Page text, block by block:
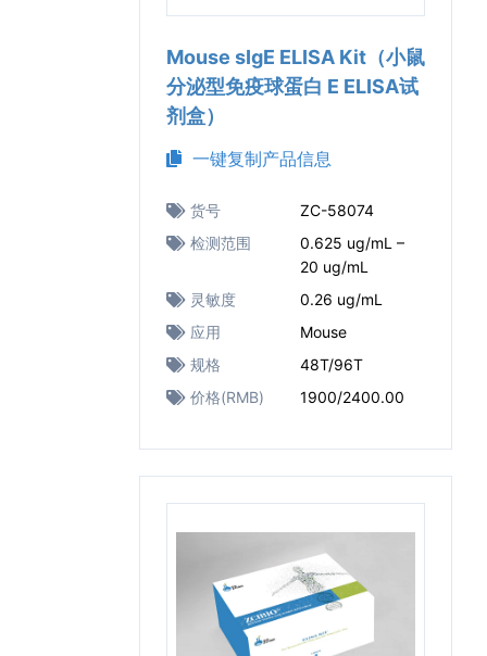
Mouse sIgE ELISA Kit（小鼠
分泌型免疫球蛋白 E ELISA试
剂盒）
一键复制产品信息
货号
ZC-58074
检测范围
0.625 ug/mL –
20 ug/mL
灵敏度
0.26 ug/mL
应用
Mouse
规格
48T/96T
价格(RMB)
1900/2400.00